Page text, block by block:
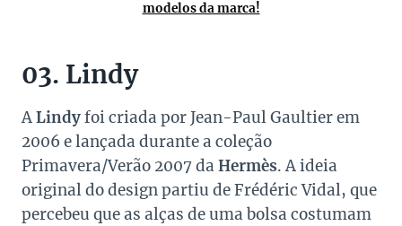
modelos da marca!
03. Lindy
ALindyfoi criada por Jean-Paul Gaultier em
2006 e lançada durante a coleção
Primavera/Verão 2007 da Hermès. A ideia
original do design partiu de Frédéric Vidal, que
percebeu que as alças de uma bolsa costumam